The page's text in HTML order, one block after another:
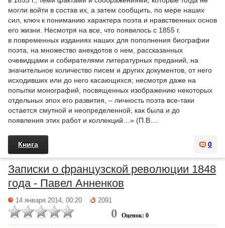
могли войти в состав их, а затем сообщить, по мере наших
сил, ключ к пониманию характера поэта и нравственных основ
его жизни. Несмотря на все, что появилось с 1855 г.
в повременных изданиях наших для пополнения биографии
поэта, на множество анекдотов о нем, рассказанных
очевидцами и собирателями литературных преданий, на
значительное количество писем и других документов, от него
исходивших или до него касающихся; несмотря даже на
попытки монографий, посвященных изображению некоторых
отдельных эпох его развития, – личность поэта все-таки
остается смутной и неопределенной, как была и до
появления этих работ и коллекций…» (П.В....
0
Книга
Записки о французской революции 1848
года - Павел Анненков
14 января 2014, 00:20 2091
0 Оценок: 0